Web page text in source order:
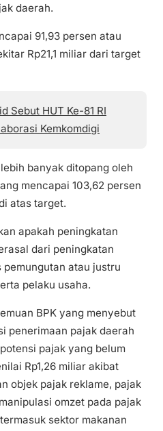
daerah.
91,93 persen atau
Rp21,1 miliar dari target
Sebut HUT Ke-81 RI
Kemkomdigi
banyak ditopang oleh
mencapai 103,62 persen
atas target.
apakah peningkatan
dari peningkatan
atau justru
pelaku usaha.
BPK yang menyebut
penerimaan pajak daerah
pajak yang belum
Rp1,26 miliar akibat
objek pajak reklame, pajak
omzet pada pajak
sektor makanan